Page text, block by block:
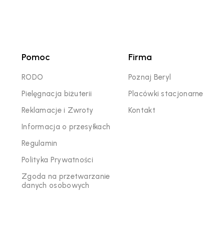
Pomoc
RODO
Pielęgnacja biżuterii
Reklamacje i Zwroty
Informacja o przesyłkach
Regulamin
Polityka Prywatności
Zgoda na przetwarzanie
danych osobowych
Firma
Poznaj Beryl
Placówki stacjonarne
Kontakt